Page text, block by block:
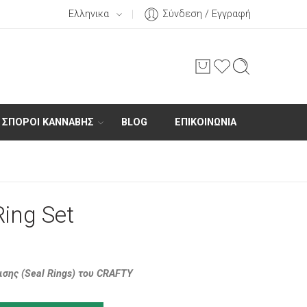
Ελληνικα Σύνδεση / Εγγραφή
ΣΠΌΡΟΙ ΚΆΝΝΑΒΗΣ BLOG ΕΠΙΚΟΙΝΩΝΊΑ
Set
(Seal Rings) του CRAFTY